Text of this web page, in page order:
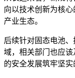
向以技术创新为核
产业生态。
后续针对固态电池
域，相关部门也应
的安全发展筑牢坚实